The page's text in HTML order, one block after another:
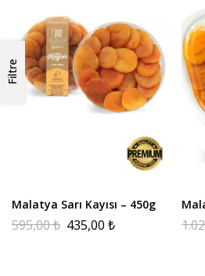
Filtre
Malatya Sarı Kayısı – 450g
595,00₺ 435,00 ₺